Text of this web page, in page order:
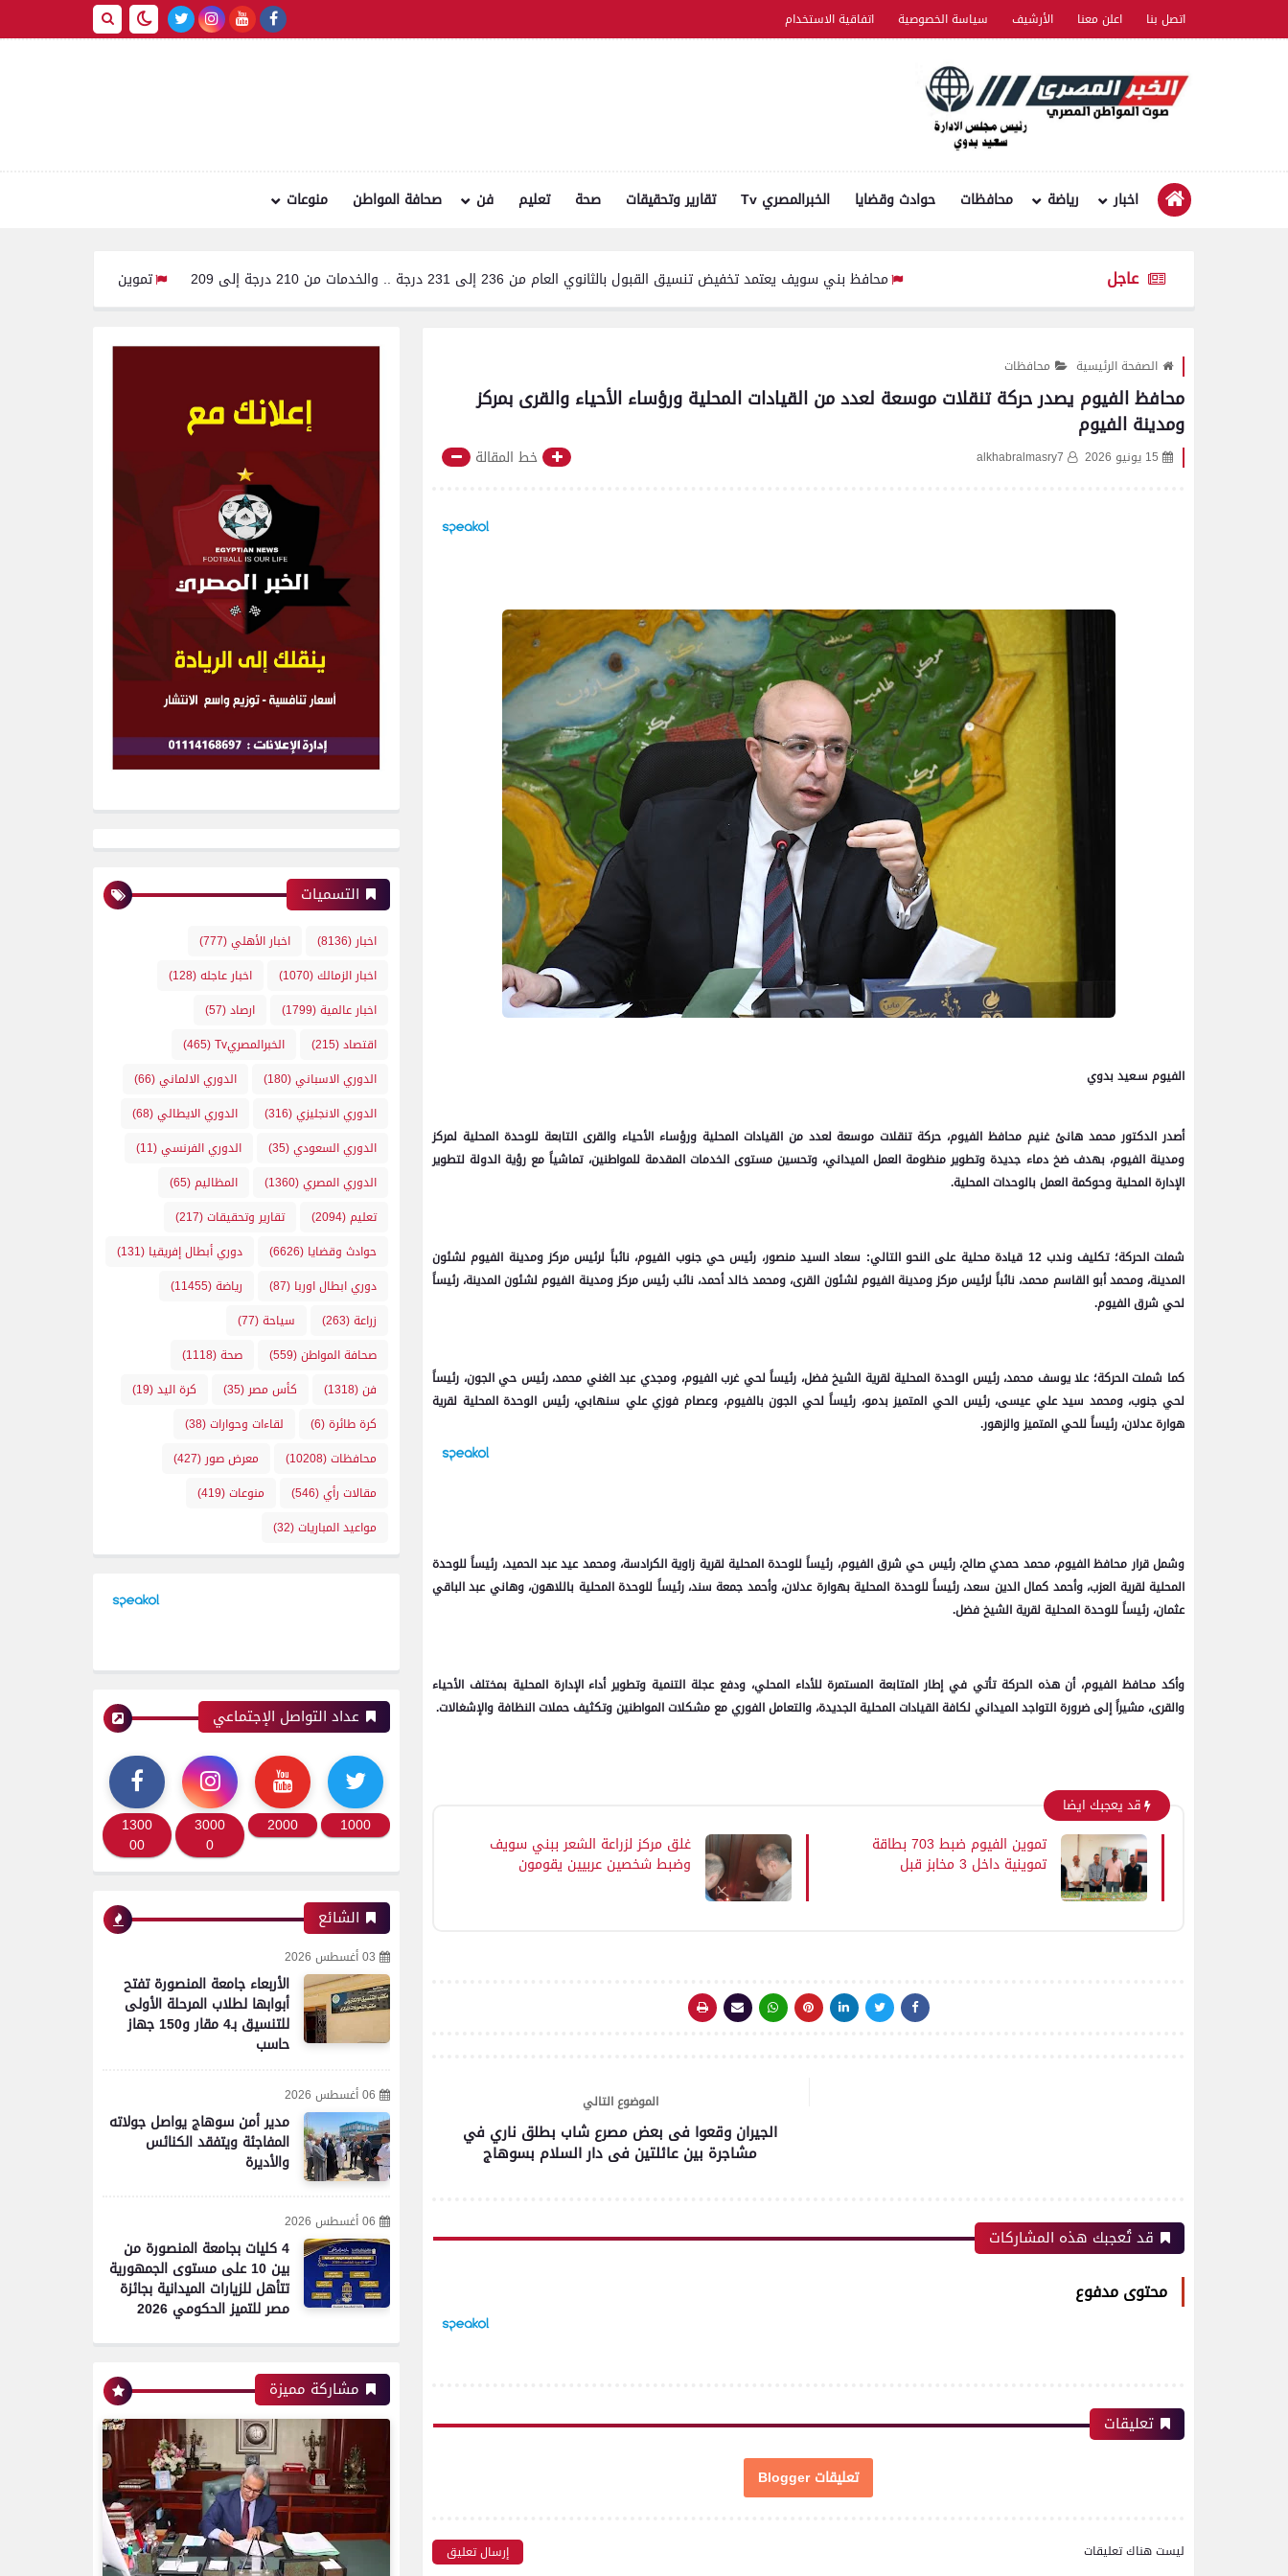
اتصل بنا اعلن معنا الأرشيف سياسة الخصوصية اتفاقية الاستخدام
اخبار رياضة محافظات حوادث وقضايا الخبرالمصري Tv تقارير وتحقيقات صحة تعليم فن صحافة المواطن منوعات
عاجل محافظ بني سويف يعتمد تخفيض تنسيق القبول بالثانوي العام من 236 إلى 231 درجة .. والخدمات من 210 درجة إلى 209 تموين الفيوم: ضبط سيارة محملة بـ 260 كيلو لحوم مفرومة غير صالحة للاستهلاك الآدمي
الصفحة الرئيسية محافظات
محافظ الفيوم يصدر حركة تنقلات موسعة لعدد من القيادات المحلية ورؤساء الأحياء والقرى بمركز
ومدينة الفيوم
15 يونيو 2026 alkhabralmasry7 خط المقالة
الفيوم سـعيد بدوي
أصدر الدكتور محمد هانئ غنيم محافظ الفيوم، حركة تنقلات موسعة لعدد من القيادات المحلية ورؤساء الأحياء والقرى التابعة للوحدة المحلية لمركز
ومدينة الفيوم، بهدف ضخ دماء جديدة وتطوير منظومة العمل الميداني، وتحسين مستوى الخدمات المقدمة للمواطنين، تماشياً مع رؤية الدولة لتطوير
الإدارة المحلية وحوكمة العمل بالوحدات المحلية.
شملت الحركة؛ تكليف وندب 12 قيادة محلية على النحو التالي: سعاد السيد منصور، رئيس حي جنوب الفيوم، نائباً لرئيس مركز ومدينة الفيوم لشئون
المدينة، ومحمد أبو القاسم محمد، نائباً لرئيس مركز ومدينة الفيوم لشئون القرى، ومحمد خالد أحمد، نائب رئيس مركز ومدينة الفيوم لشئون المدينة، رئيساً
لحي شرق الفيوم.
كما شملت الحركة؛ علا يوسف محمد، رئيس الوحدة المحلية لقرية الشيخ فضل، رئيساً لحي غرب الفيوم، ومجدي عبد الغني محمد، رئيس حي الجون، رئيساً
لحي جنوب، ومحمد سيد علي عيسى، رئيس الحي المتميز بدمو، رئيساً لحي الجون بالفيوم، وعصام فوزي علي سنهابي، رئيس الوحدة المحلية لقرية
هوارة عدلان، رئيساً للحي المتميز والزهور.
وشمل قرار محافظ الفيوم، محمد حمدي صالح، رئيس حي شرق الفيوم، رئيساً للوحدة المحلية لقرية زاوية الكرادسة، ومحمد عيد عبد الحميد، رئيساً للوحدة
المحلية لقرية العزب، وأحمد كمال الدين سعد، رئيساً للوحدة المحلية بهوارة عدلان، وأحمد جمعة سند، رئيساً للوحدة المحلية باللاهون، وهاني عبد الباقي
عثمان، رئيساً للوحدة المحلية لقرية الشيخ فضل.
وأكد محافظ الفيوم، أن هذه الحركة تأتي في إطار المتابعة المستمرة للأداء المحلي، ودفع عجلة التنمية وتطوير أداء الإدارة المحلية بمختلف الأحياء
والقرى، مشيراً إلى ضرورة التواجد الميداني لكافة القيادات المحلية الجديدة، والتعامل الفوري مع مشكلات المواطنين وتكثيف حملات النظافة والإشغالات.
قد يعجبك ايضا
تموين الفيوم ضبط 703 بطاقة
تموينية داخل 3 مخابز قبل
غلق مركز لزراعة الشعر ببني سويف
وضبط شخصين عربيين يقومون
الموضوع التالي
الجيران وقعوا فى بعض مصرع شاب بطلق ناري في
مشاجرة بين عائلتين فى دار السلام بسوهاج
قد تُعجبك هذه المشاركات
محتوى مدفوع
تعليقات
تعليقات Blogger
ليست هناك تعليقات إرسال تعليق
التسميات
اخبار (8136) اخبار الأهلي(777)
اخبار الزمالك(1070) اخبار عاجله(128)
اخبار عالمية(1799) ارصاد(57)
اقتصاد(215) الخبرالمصريTv
(465)
الدوري الاسباني(180) الدوري الالماني(66)
الدوري الانجليزي(316) الدوري الايطالي(68)
الدوري السعودي(35) الدوري الفرنسي(11)
الدوري المصري(1360) المظاليم(65)
تعليم(2094) تقارير وتحقيقات(217)
حوادث وقضايا (6626) دوري أبطال إفريقيا (131)
دوري ابطال اوربا (87) رياضة(11455)
زراعة(263) سياحة(77)
صحافة المواطن(559) صحة(1118)
فن(1318) كأس مصر (35) كرة اليد(19)
كرة طائرة(6) لقاءات وحوارات(38)
محافظات(10208) معرض صور (427)
مقالات رأي(546) منوعات(419)
مواعيد المباريات(32)
عداد التواصل الإجتماعي
1000
2000
3000
0
1300
00
الشائع
03 أغسطس 2026
الأربعاء جامعة المنصورة تفتح
أبوابها لطلاب المرحلة الأولى
للتنسيق بـ4 مقار و150 جهاز
حاسب
06 أغسطس 2026
مدير أمن سوهاج يواصل جولاته
المفاجئة ويتفقد الكنائس
والأديرة
06 أغسطس 2026
4 كليات بجامعة المنصورة من
بين 10 على مستوى الجمهورية
تتأهل للزيارات الميدانية بجائزة
مصر للتميز الحكومي 2026
مشاركة مميزة
اتحاد العاصمة الجزائرى بطلاً
لكأس الكونفدرالية الإفريقية
للمرة الثانية في تاريخه
بعدسة الخبر المصري| شاهد
أبرز لقطات الشوط الأول
محافظات
محافظ بني سويف يعتمد
تخفيض تنسيق القبول
بالثانوي العام من 236 إلى
231 درجة .. والخدمات من 210
محافظات
تموين الفيوم: ضبط سيارة
محملة بـ 260 كيلو لحوم
مفرومة غير صالحة للاستهلاك